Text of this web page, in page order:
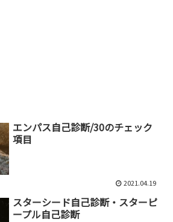
エンパス自己診断/30のチェック
項目
2021.04.19
スターシード自己診断・スターピ
ープル自己診断